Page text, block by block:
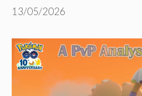
13/05/2026